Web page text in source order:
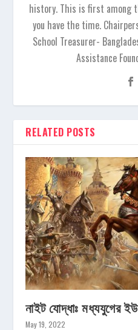
history. This is first among
you have the time.
School Treasurer-
Assistance
RELATED POSTS
নাইট যোদ্ধাঃ মধ্যযুগের
May 19, 2022